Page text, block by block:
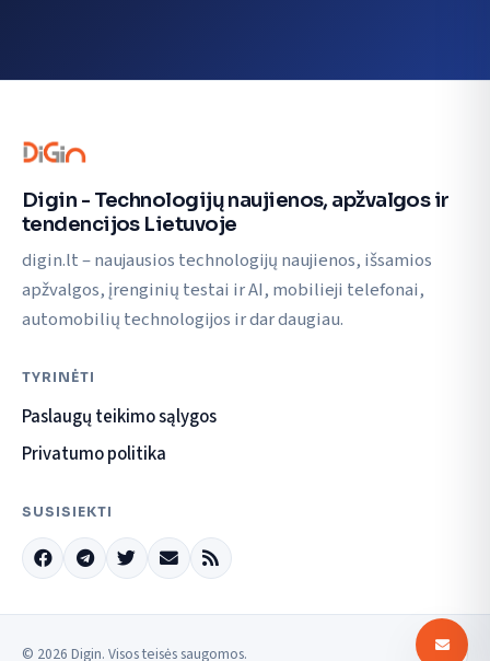
Digin - Technologijų naujienos, apžvalgos ir
tendencijos Lietuvoje
digin.lt – naujausios technologijų naujienos, išsamios
apžvalgos, įrenginių testai ir AI, mobilieji telefonai,
automobilių technologijos ir dar daugiau.
TYRINĖTI
Paslaugų teikimo sąlygos
Privatumo politika
SUSISIEKTI
© 2026 Digin. Visos teisės saugomos.